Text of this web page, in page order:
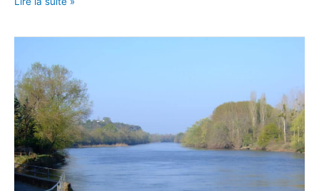
spécialiste
du
déménagement
pour
particuliers
ou
entreprises
sur